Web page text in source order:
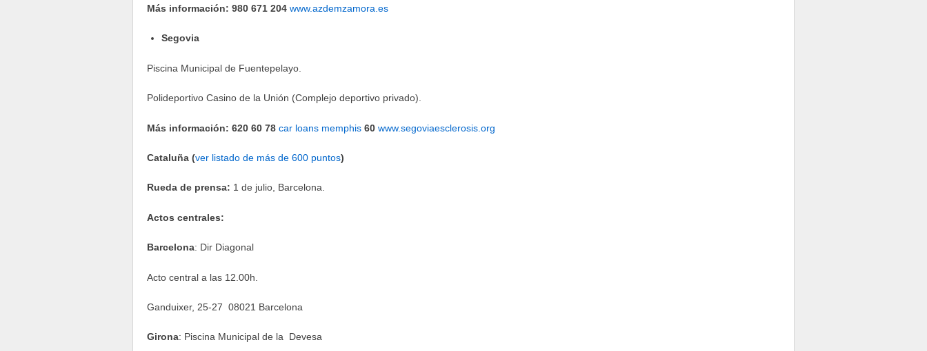
Más información: 980 671 204 www.azdemzamora.es
Segovia
Piscina Municipal de Fuentepelayo.
Polideportivo Casino de la Unión (Complejo deportivo privado).
Más información: 620 60 78 car loans memphis 60 www.segoviaesclerosis.org
Cataluña (ver listado de más de 600 puntos)
Rueda de prensa: 1 de julio, Barcelona.
Actos centrales:
Barcelona: Dir Diagonal
Acto central a las 12.00h.
Ganduixer, 25-27 08021 Barcelona
Girona: Piscina Municipal de la Devesa